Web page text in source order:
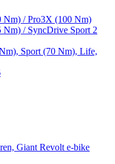
Nm) / Pro3X (100 Nm)
Nm) / SyncDrive Sport 2
Sport (70 Nm), Life,
Giant Revolt e-bike